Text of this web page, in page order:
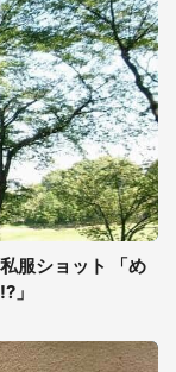
服ショット 「め
」